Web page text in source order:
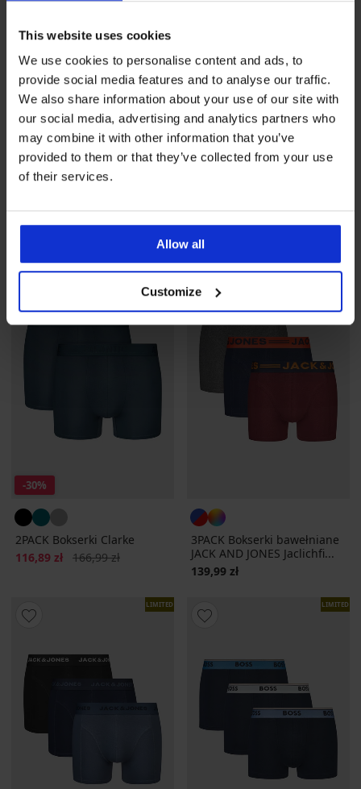
This website uses cookies
We use cookies to personalise content and ads, to
provide social media features and to analyse our traffic.
We also share information about your use of our site with
our social media, advertising and analytics partners who
may combine it with other information that you’ve
provided to them or that they’ve collected from your use
of their services.
Allow all
Customize
Blue bezszwowe
74,99 zł
bezszwowe
74,99 zł
LIMITED
-30%
2PACK Bokserki Clarke
Zniżka
116,89 zł Pierwotna cena
166,99 zł
3PACK Bokserki bawełniane
JACK AND JONES Jaclichfi...
139,99 zł
LIMITED LIMITED